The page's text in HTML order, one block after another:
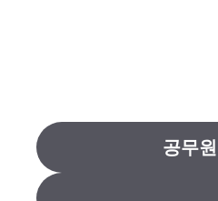
공무